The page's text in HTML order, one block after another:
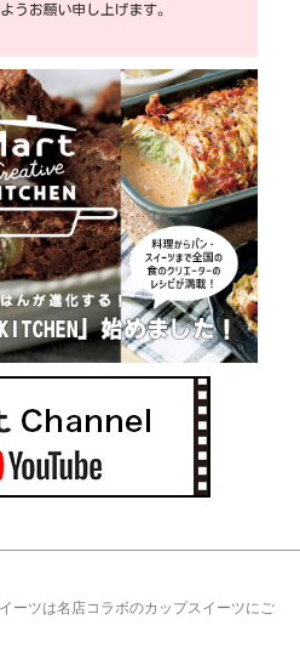
ーツは名店コラボのカップスイーツにご